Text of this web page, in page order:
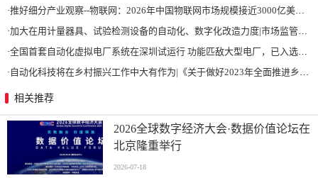
·推好细分产业观察--物联网：2026年中国物联网市场规模接近3000亿美元 智慧工厂、智慧城市、智慧电网等将占60%以上
·加大在用计量器具、试验检测设备的自动化、数字化改造力度|市场监管总局 工业和信息化部 关于促进企业计量能力提升的指导意见
·全国首套自动化虚拟电厂系统在深圳试运行 功能匹敌大型电厂，已入选国际典型案例
· 自动化科技将在乡村振兴工作中大有作为|《关于做好2023年全面推进乡村振兴重点工作的意见》发布
相关推荐
2026全球数字经济大会·数据价值论坛在
北京隆重举行
2026-07-18